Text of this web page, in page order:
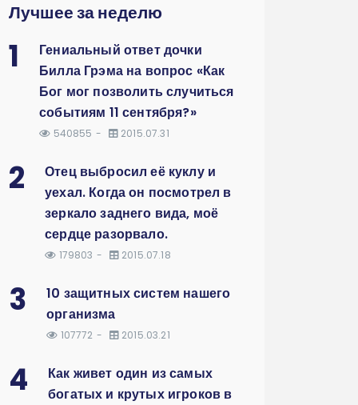
Лучшее за неделю
1
Гениальный ответ дочки
Билла Грэма на вопрос «Как
Бог мог позволить случиться
событиям 11 сентября?»
540855 2015.07.31
2
Отец выбросил её куклу и
уехал. Когда он посмотрел в
зеркало заднего вида, моё
сердце разорвало.
179803 2015.07.18
3
10 защитных систем нашего
организма
107772 2015.03.21
4
Как живет один из самых
богатых и крутых игроков в